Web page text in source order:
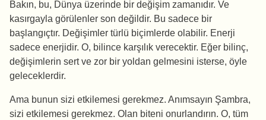
Bakın, bu, Dünya üzerinde bir değişim zamanıdır. Ve
kasırgayla görülenler son değildir. Bu sadece bir
başlangıçtır. Değişimler türlü biçimlerde olabilir. Enerji
sadece enerjidir. O, bilince karşılık verecektir. Eğer bilinç,
değişimlerin sert ve zor bir yoldan gelmesini isterse, öyle
geleceklerdir.
Ama bunun sizi etkilemesi gerekmez. Anımsayın Şambra,
sizi etkilemesi gerekmez. Olan biteni onurlandırın. O, tüm